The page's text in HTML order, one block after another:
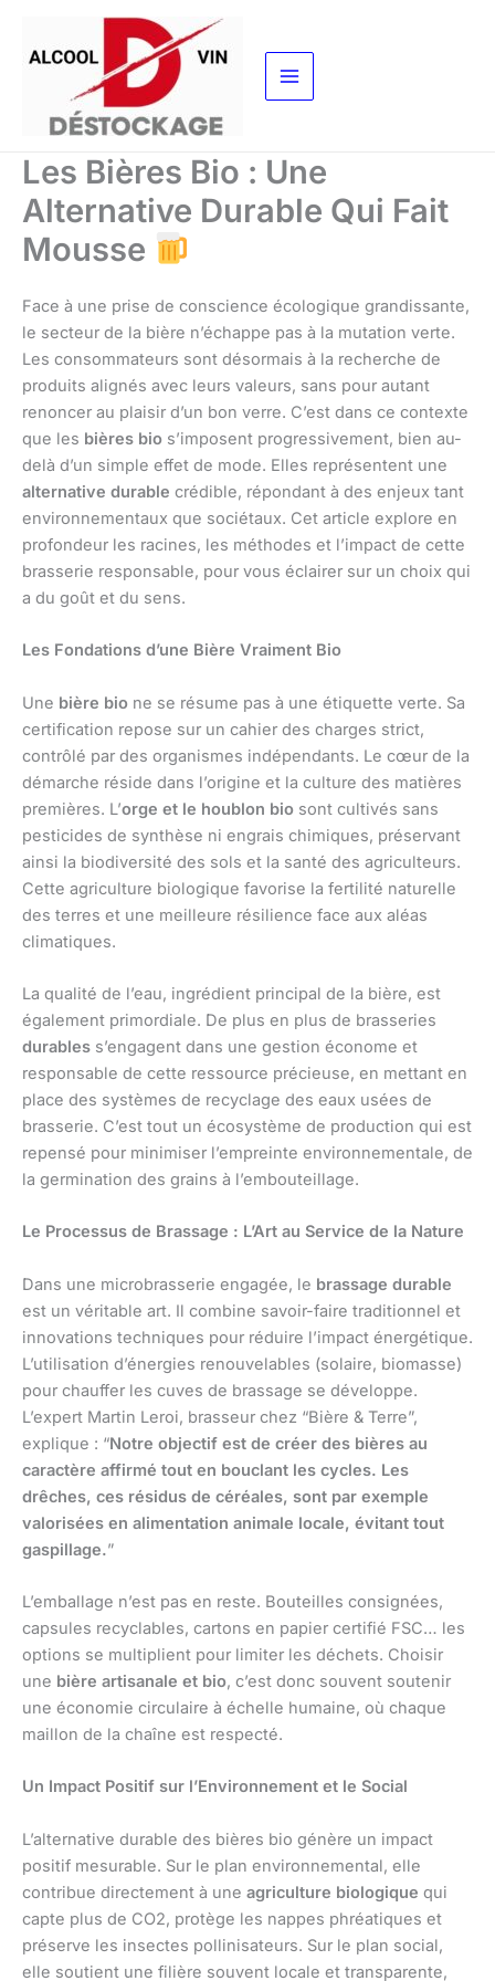
contenu
Les Bières Bio : Une
Alternative Durable Qui Fait
Mousse
Face à une prise de conscience écologique grandissante,
le secteur de la bière n’échappe pas à la mutation verte.
Les consommateurs sont désormais à la recherche de
produits alignés avec leurs valeurs, sans pour autant
renoncer au plaisir d’un bon verre. C’est dans ce contexte
que les bières bio s’imposent progressivement, bien au-
delà d’un simple effet de mode. Elles représentent une
alternative durable crédible, répondant à des enjeux tant
environnementaux que sociétaux. Cet article explore en
profondeur les racines, les méthodes et l’impact de cette
brasserie responsable, pour vous éclairer sur un choix qui
a du goût et du sens.
Les Fondations d’une Bière Vraiment Bio
Une bière bio ne se résume pas à une étiquette verte. Sa
certification repose sur un cahier des charges strict,
contrôlé par des organismes indépendants. Le cœur de la
démarche réside dans l’origine et la culture des matières
premières. L’orge et le houblon bio sont cultivés sans
pesticides de synthèse ni engrais chimiques, préservant
ainsi la biodiversité des sols et la santé des agriculteurs.
Cette agriculture biologique favorise la fertilité naturelle
des terres et une meilleure résilience face aux aléas
climatiques.
La qualité de l’eau, ingrédient principal de la bière, est
également primordiale. De plus en plus de brasseries
durables s’engagent dans une gestion économe et
responsable de cette ressource précieuse, en mettant en
place des systèmes de recyclage des eaux usées de
brasserie. C’est tout un écosystème de production qui est
repensé pour minimiser l’empreinte environnementale, de
la germination des grains à l’embouteillage.
Le Processus de Brassage : L’Art au Service de la Nature
Dans une microbrasserie engagée, le brassage durable
est un véritable art. Il combine savoir-faire traditionnel et
innovations techniques pour réduire l’impact énergétique.
L’utilisation d’énergies renouvelables (solaire, biomasse)
pour chauffer les cuves de brassage se développe.
L’expert Martin Leroi, brasseur chez “Bière & Terre”,
explique : “Notre objectif est de créer des bières au
caractère affirmé tout en bouclant les cycles. Les
drêches, ces résidus de céréales, sont par exemple
valorisées en alimentation animale locale, évitant tout
gaspillage.”
L’emballage n’est pas en reste. Bouteilles consignées,
capsules recyclables, cartons en papier certifié FSC… les
options se multiplient pour limiter les déchets. Choisir
une bière artisanale et bio, c’est donc souvent soutenir
une économie circulaire à échelle humaine, où chaque
maillon de la chaîne est respecté.
Un Impact Positif sur l’Environnement et le Social
L’alternative durable des bières bio génère un impact
positif mesurable. Sur le plan environnemental, elle
contribue directement à une agriculture biologique qui
capte plus de CO2, protège les nappes phréatiques et
préserve les insectes pollinisateurs. Sur le plan social,
elle soutient une filière souvent locale et transparente,